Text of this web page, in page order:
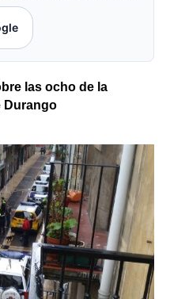
las ocho de la
Durango